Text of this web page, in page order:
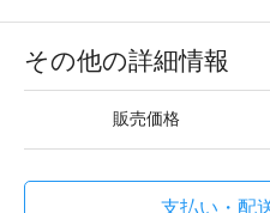
その他の詳細情報
販売価格
支払い・配